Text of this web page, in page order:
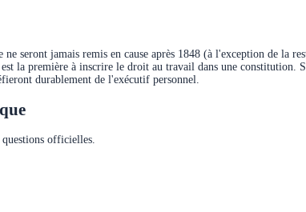
seront jamais remis en cause après 1848 (à l'exception de
la première à inscrire le droit au travail dans une
durablement de l'exécutif personnel.
questions officielles.